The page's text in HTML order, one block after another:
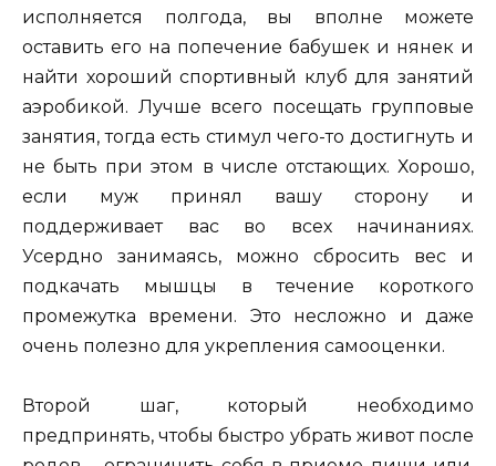
исполняется полгода, вы вполне можете
оставить его на попечение бабушек и нянек и
найти хороший спортивный клуб для занятий
аэробикой. Лучше всего посещать групповые
занятия, тогда есть стимул чего-то достигнуть и
не быть при этом в числе отстающих. Хорошо,
если муж принял вашу сторону и
поддерживает вас во всех начинаниях.
Усердно занимаясь, можно сбросить вес и
подкачать мышцы в течение короткого
промежутка времени. Это несложно и даже
очень полезно для укрепления самооценки.
Второй шаг, который необходимо
предпринять, чтобы быстро убрать живот после